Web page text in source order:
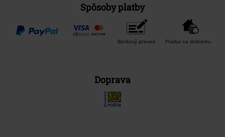
Spôsoby platby
Bankový prevod Platba na dobierku
Doprava